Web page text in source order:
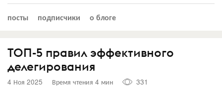
посты подписчики о блоге
ТОП-5 правил эффективного
делегирования
4 Ноя 2025 Время чтения 4 мин
331